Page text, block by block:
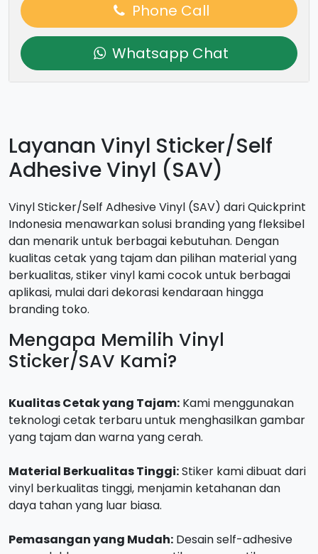
Phone Call
Whatsapp Chat
Layanan Vinyl Sticker/Self
Adhesive Vinyl (SAV)
Vinyl Sticker/Self Adhesive Vinyl (SAV) dari Quickprint
Indonesia menawarkan solusi branding yang fleksibel
dan menarik untuk berbagai kebutuhan. Dengan
kualitas cetak yang tajam dan pilihan material yang
berkualitas, stiker vinyl kami cocok untuk berbagai
aplikasi, mulai dari dekorasi kendaraan hingga
branding toko.
Mengapa Memilih Vinyl
Sticker/SAV Kami?
Kualitas Cetak yang Tajam: Kami menggunakan
teknologi cetak terbaru untuk menghasilkan gambar
yang tajam dan warna yang cerah.
Material Berkualitas Tinggi:Stiker kami dibuat dari
vinyl berkualitas tinggi, menjamin ketahanan dan
daya tahan yang luar biasa.
Pemasangan yang Mudah: Desain self-adhesive